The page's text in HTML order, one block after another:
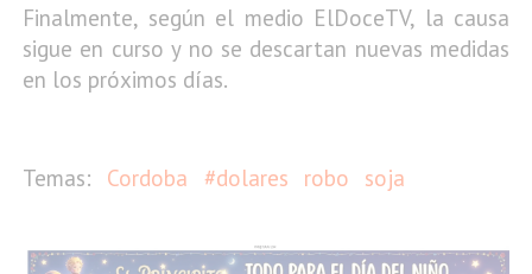
Finalmente, según el medio ElDoceTV, la causa
sigue en curso y no se descartan nuevas medidas
en los próximos días.
Cordoba #dolares robo soja